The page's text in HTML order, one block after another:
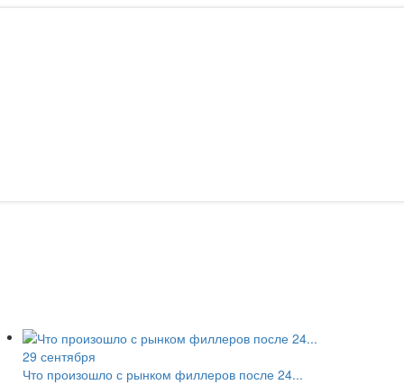
29 сентября
Что произошло с рынком филлеров после 24...